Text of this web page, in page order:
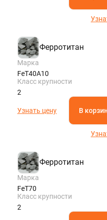
Ферротитан
Марка
FeT40A10
Класс крупности
2
Узнать цену В
Ферротитан
Марка
FeT70
Класс крупности
2